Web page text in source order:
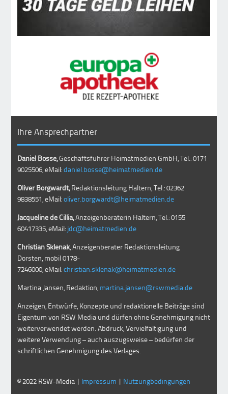
Ihre Ansprechpartner
Daniel Bosse,Geschäftsführer Heimatmedien GmbH, Tel.: 0171
9025506, eMail:daniel.bosse@heimatmedien.de
Oliver Borgwardt,Redaktionsleitung Haltern, Tel.: 02362
9838551, eMail:oliver.borgwardt@heimatmedien.de
Jacqueline de Cillia,Anzeigenberaterin Haltern, Tel.: 0155
60417335, eMail: jdc@heimatmedien.de
Christian Sklenak, Anzeigenberater Redaktionsleitung
Dorsten, mobil0178-
7246000, eMail:christian.sklenak@heimatmedien.de
Martina Jansen, Redaktion, martina.jansen@rswmedia.de
Anzeigen, Entwürfe, Konzepte und redaktionelle Beiträge sind
Eigentum von RSW Media und dürfen ohne Genehmigung nicht
weiterverwendet werden. Abdruck, Vervielfältigung und
weitere Verwendung – auch auszugsweise – bedürfen der
schriftlichen Genehmigung des Verlages.
© 2022 RSW-Media | Impressum | Nutzungbedingungen